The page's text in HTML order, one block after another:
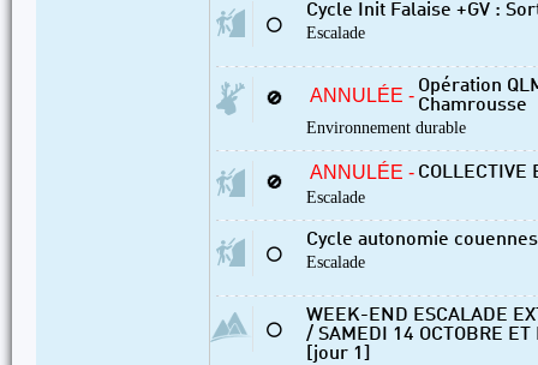
⚪
Cycle Init Falaise +GV :
Escalade
🚫 ANNULÉE - Opération
Chamrousse
Environnement durable
🚫 ANNULÉE - COLLECTIVE
Escalade
⚪
Cycle autonomie
Escalade
⚪
WEEK-END ESCALADE
/ SAMEDI 14 OCTOBRE
[jour 1]